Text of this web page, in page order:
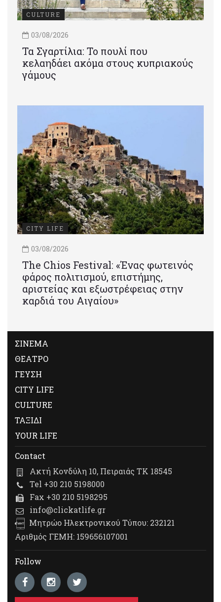
CULTURE
03/08/2026
Τα Σγαρτίλια: Το πουλί που
κελαηδάει ακόμα στους κυπριακούς
γάμους
CITY LIFE
03/08/2026
Τhe Chios Festival: «Ένας φωτεινός
φάρος πολιτισμού, επιστήμης,
αριστείας και εξωστρέφειας στην
καρδιά του Αιγαίου»
ΣΙΝΕΜΑ
ΘΕΑΤΡΟ
ΓΕΥΣΗ
CITY LIFE
CULTURE
ΤΑΞΙΔΙ
YOUR LIFE
Contact
Ακτή Κονδύλη 10, Πειραιάς ΤΚ 18545
Tel +30 210 5198000
Fax +30 210 5198295
info@clickatlife.gr
Μητρώο Ηλεκτρονικού Τύπου: 232121
Αριθμός ΓΕΜΗ: 159656107001
Follow